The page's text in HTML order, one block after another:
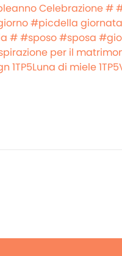
Celebrazione #
#picdella giornata
##sposo#sposa
per il
1TP5Luna di miele